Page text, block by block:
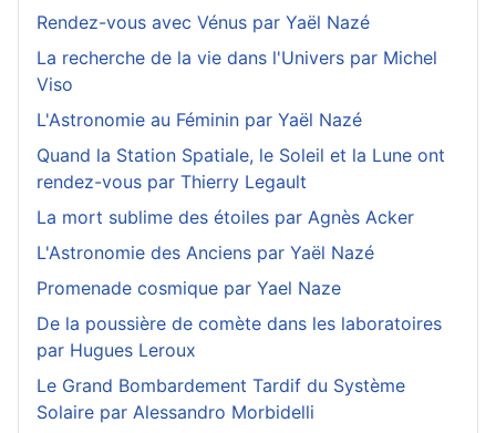
Rendez-vous avec Vénus par Yaël Nazé
La recherche de la vie dans l'Univers par Michel
Viso
L'Astronomie au Féminin par Yaël Nazé
Quand la Station Spatiale, le Soleil et la Lune ont
rendez-vous par Thierry Legault
La mort sublime des étoiles par Agnès Acker
L'Astronomie des Anciens par Yaël Nazé
Promenade cosmique par Yael Naze
De la poussière de comète dans les laboratoires
par Hugues Leroux
Le Grand Bombardement Tardif du Système
Solaire par Alessandro Morbidelli